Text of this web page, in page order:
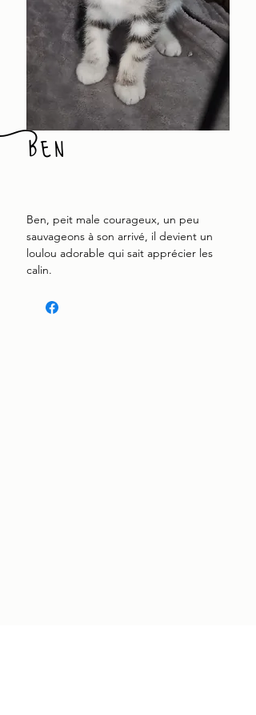
Ben
Ben, peit male courageux, un peu
sauvageons à son arrivé, il devient un
loulou adorable qui sait apprécier les
calin.